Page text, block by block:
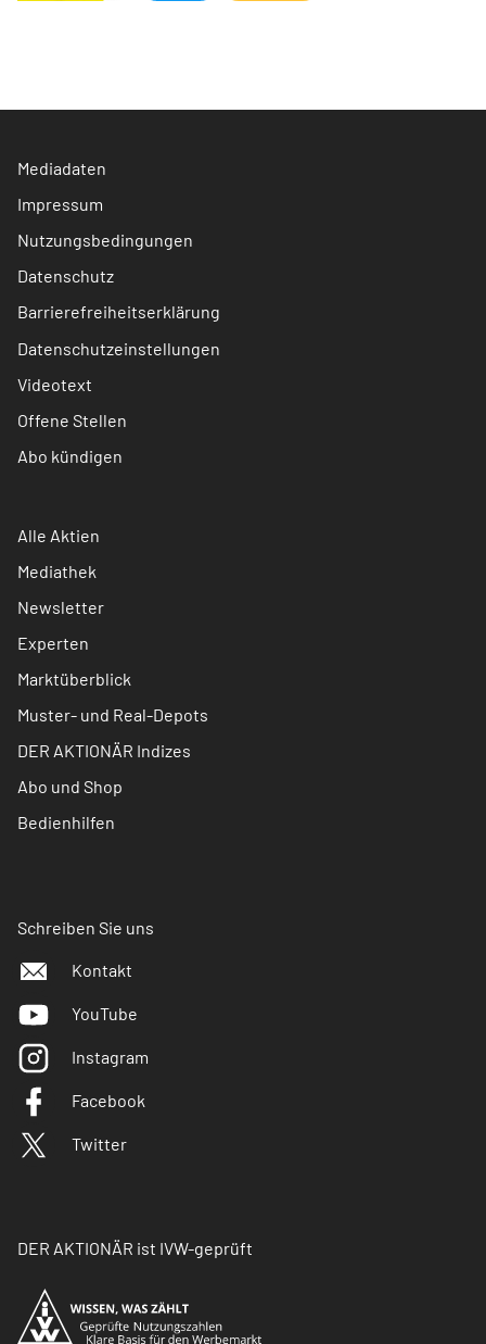
Mediadaten
Impressum
Nutzungsbedingungen
Datenschutz
Barrierefreiheitserklärung
Datenschutzeinstellungen
Videotext
Offene Stellen
Abo kündigen
Alle Aktien
Mediathek
Newsletter
Experten
Marktüberblick
Muster- und Real-Depots
DER AKTIONÄR Indizes
Abo und Shop
Bedienhilfen
Schreiben Sie uns
Kontakt
YouTube
Instagram
Facebook
Twitter
DER AKTIONÄR ist IVW-geprüft